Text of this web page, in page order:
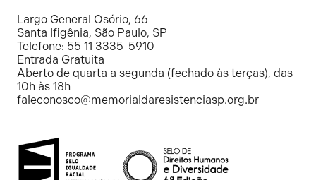
Resistência
Largo General Osório, 66
Santa Ifigênia, São Paulo, SP
Telefone: 55 11 3335-5910
Entrada Gratuita
Aberto de quarta a segunda (fechado às terças), das
10h às 18h
faleconosco@memorialdaresistenciasp.org.br